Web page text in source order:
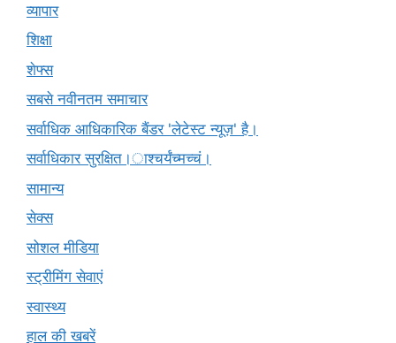
व्यापार
शिक्षा
शेफ्स
सबसे नवीनतम समाचार
सर्वाधिक आधिकारिक बैंडर 'लेटेस्ट न्यूज़' है।
सर्वाधिकार सुरक्षित।ाश्चर्यंच्मच्चं।
सामान्य
सेक्स
सोशल मीडिया
स्ट्रीमिंग सेवाएं
स्वास्थ्य
हाल की खबरें